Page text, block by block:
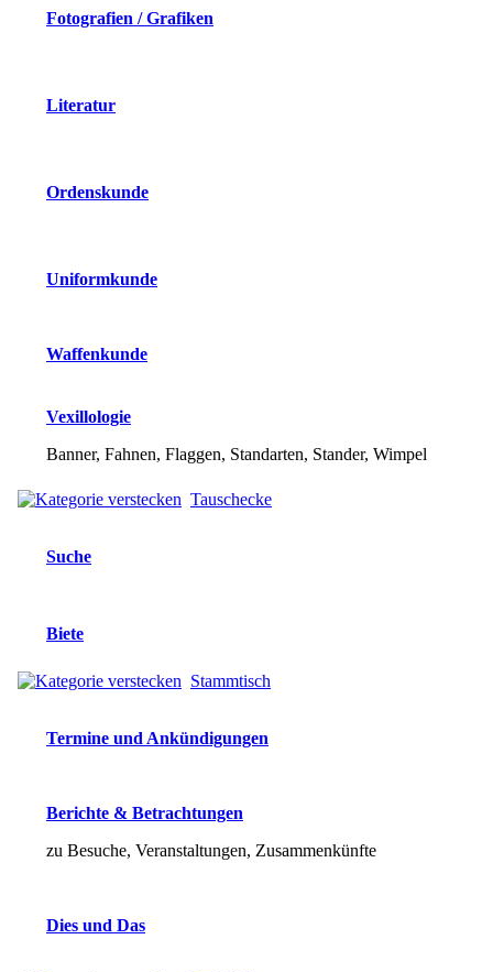
Fotografien / Grafiken
Literatur
Ordenskunde
Uniformkunde
Waffenkunde
Vexillologie
Banner, Fahnen, Flaggen, Standarten, Stander, Wimpel
Tauschecke
Suche
Biete
Stammtisch
Termine und Ankündigungen
Berichte & Betrachtungen
zu Besuche, Veranstaltungen, Zusammenkünfte
Dies und Das